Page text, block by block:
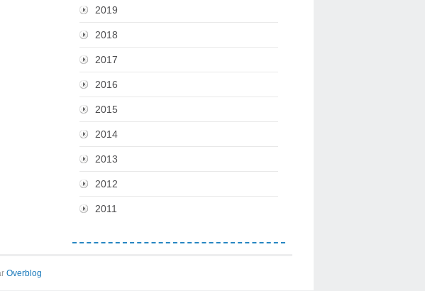
2019
2018
2017
2016
2015
2014
2013
2012
2011
Overblog